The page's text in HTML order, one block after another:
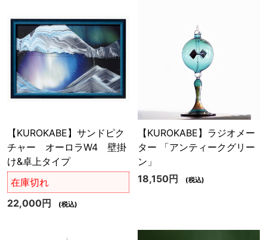
【KUROKABE】サンドピク
チャー オーロラW4 壁掛
け&卓上タイプ
在庫切れ
22,000円
(税込)
【KUROKABE】ラジオメー
ター 「アンティークグリー
ン」
18,150円
(税込)